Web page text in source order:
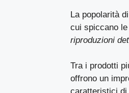
La popolarità
cui spiccano
riproduzioni
Tra i prodotti
offrono un